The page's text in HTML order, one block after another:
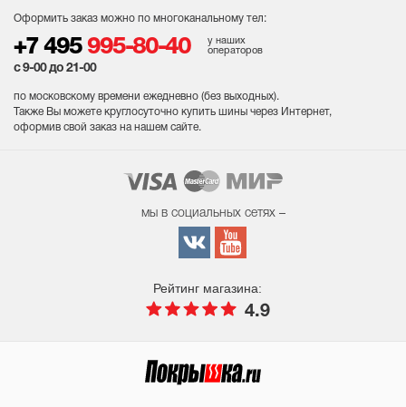
Оформить заказ можно по многоканальному тел:
+7 495 995-80-40
у наших
операторов
с 9-00 до 21-00
по московскому времени ежедневно (без выходных).
Также Вы можете круглосуточно купить шины через Интернет,
оформив свой заказ на нашем сайте.
мы в социальных сетях –
Рейтинг магазина:
4.9